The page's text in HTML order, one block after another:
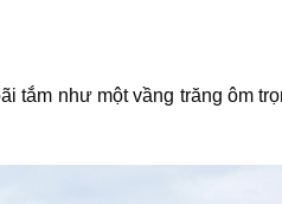
tắm như một vầng trăng ôm